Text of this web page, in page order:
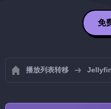
免
播放列表转移